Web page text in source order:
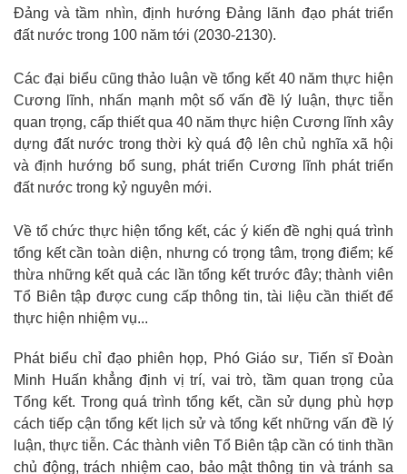
Đảng và tầm nhìn, định hướng Đảng lãnh đạo phát triển
đất nước trong 100 năm tới (2030-2130).
Các đại biểu cũng thảo luận về tổng kết 40 năm thực hiện
Cương lĩnh, nhấn mạnh một số vấn đề lý luận, thực tiễn
quan trọng, cấp thiết qua 40 năm thực hiện Cương lĩnh xây
dựng đất nước trong thời kỳ quá độ lên chủ nghĩa xã hội
và định hướng bổ sung, phát triển Cương lĩnh phát triển
đất nước trong kỷ nguyên mới.
Về tổ chức thực hiện tổng kết, các ý kiến đề nghị quá trình
tổng kết cần toàn diện, nhưng có trọng tâm, trọng điểm; kế
thừa những kết quả các lần tổng kết trước đây; thành viên
Tổ Biên tập được cung cấp thông tin, tài liệu cần thiết để
thực hiện nhiệm vụ...
Phát biểu chỉ đạo phiên họp, Phó Giáo sư, Tiến sĩ Đoàn
Minh Huấn khẳng định vị trí, vai trò, tầm quan trọng của
Tổng kết. Trong quá trình tổng kết, cần sử dụng phù hợp
cách tiếp cận tổng kết lịch sử và tổng kết những vấn đề lý
luận, thực tiễn. Các thành viên Tổ Biên tập cần có tinh thần
chủ động, trách nhiệm cao, bảo mật thông tin và tránh sa